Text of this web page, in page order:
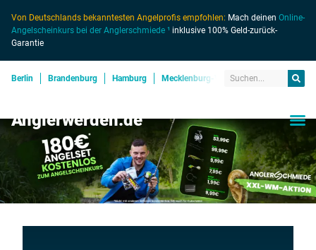
Von Deutschlands bekanntesten Angelprofis empfohlen: Mach deinen Online-
Angelscheinkurs bei der Anglerschmiede ¹ inklusive 100% Geld-zurück-
Garantie
Berlin Brandenburg Hamburg Mecklenburg-Vorpommern
Anglerwerden.de